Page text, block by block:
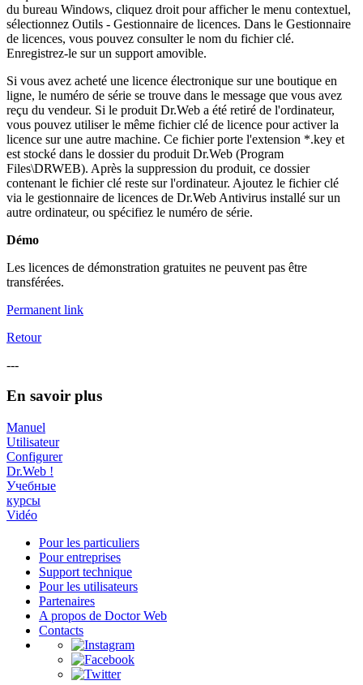
du bureau Windows, cliquez droit pour afficher le menu contextuel,
sélectionnez Outils - Gestionnaire de licences. Dans le Gestionnaire
de licences, vous pouvez consulter le nom du fichier clé.
Enregistrez-le sur un support amovible.
Si vous avez acheté une licence électronique sur une boutique en
ligne, le numéro de série se trouve dans le message que vous avez
reçu du vendeur. Si le produit Dr.Web a été retiré de l'ordinateur,
vous pouvez utiliser le même fichier clé de licence pour activer la
licence sur une autre machine. Ce fichier porte l'extension *.key et
est stocké dans le dossier du produit Dr.Web (Program
Files\DRWEB). Après la suppression du produit, ce dossier
contenant le fichier clé reste sur l'ordinateur. Ajoutez le fichier clé
via le gestionnaire de licences de Dr.Web Antivirus installé sur un
autre ordinateur, ou spécifiez le numéro de série.
Démo
Les licences de démonstration gratuites ne peuvent pas être
transférées.
Permanent link
Retour
---
En savoir plus
Manuel
Utilisateur
Configurer
Dr.Web !
Учебные
курсы
Vidéo
Pour les particuliers
Pour entreprises
Support technique
Pour les utilisateurs
Partenaires
A propos de Doctor Web
Contacts